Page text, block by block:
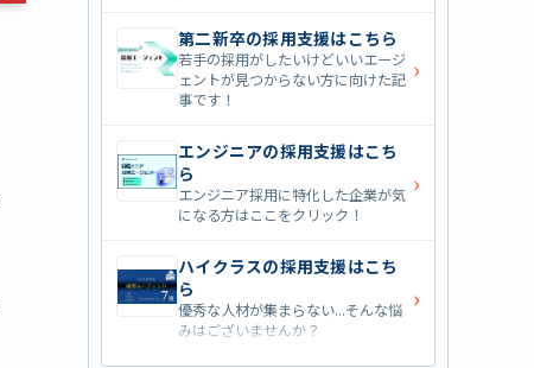
第二新卒の採用支援はこちら
若手の採用がしたいけどいいエージ
ェントが見つからない方に向けた記
事です！
›
エンジニアの採用支援はこち
ら
エンジニア採用に特化した企業が気
になる方はここをクリック！
›
ハイクラスの採用支援はこち
ら
優秀な人材が集まらない...そんな悩
みはございませんか？
›